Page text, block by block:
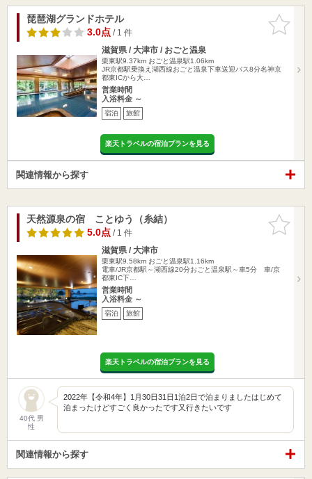
お気に入
りに追加
琵琶湖グランドホテル
3.0点/ 1 件
滋賀県 / 大津市 / おごと温泉
栗東駅9.37km おごと温泉駅1.06km
JR京都駅乗換え湖西線おごと温泉下車送迎バス8分名神京
都東ICから大…
営業時間
入浴料金 ～
宿泊 旅館
楽天トラベルの宿泊プランを見る
関連情報から探す
お気に入
りに追加
天然源泉の宿 ことゆう（糸結）
5.0点/ 1 件
滋賀県 / 大津市
栗東駅9.58km おごと温泉駅1.16km
電車/JR京都駅～湖西線20分おごと温泉駅～車5分 車/京
都東IC下…
営業時間
入浴料金 ～
宿泊 旅館
楽天トラベルの宿泊プランを見る
40代 男
性
2022年【令和4年】1月30日31日1泊2日で泊まりましたはじめて
泊まったけどすごく良かったです又行きたいです
関連情報から探す